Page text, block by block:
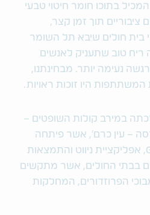
בתוכו חומר חיטוי טבעי
תוך זמן קצר,
בית חולים שיבא תל השומר
טוב שתעניק לאנשים
נעימה יותר. מבחינתנו,
היו זוכות ראויות.
במירב קולות השופטים –
– עין כרם', אשר פיתחה
אפליקציה בשם Gospital, אפליקציית ניווט והתמצאות
בבתי החולים, אשר מתקשים
הפרוזדורים, המחלקות